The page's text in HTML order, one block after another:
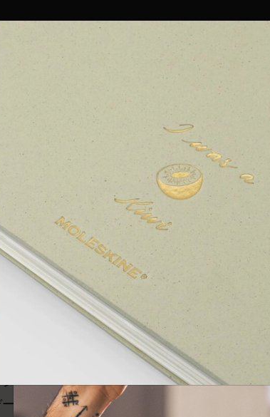
ショ
ック
ノートブック
The Original
ミニノートブッ
カイエ ＆ ジャー
セット
パッションジャ
スチューデン
ー
ゴリ
ダイアリー
パーソナル・ダ
12カ月ダイアリー
15ヶ月プランナー
ウィークリープ
デイリープラン
マンスリープラ
キンスマート
ゴリ
すべて見る
スマートライ
モレスキンスマ
アプリ・サービス
ングツール
ゴリ
モレスキンスマ
Blackwing x モレ
Kaweco x モレス
ペン & ペンシル
ノートブック
ゴリ
Reframe サングラ
ムーミン コレク
キム・ジョンギ
「Alice's
『ロード・オ
カラーパター
サクラコレクシ
馬年コレクショ
ゴリ
キム・ジョンギ
Impressions of
ン
カサ・バトリ
ゴッホ美術館
ゴリ
すべて見る
バックパック
限定版バックパ
Shopper paper –
ゴリ
アートを愛する
プロフェッショ
ミニマリストへ
マキシマリスト
健康を愛する
趣味を愛する方
カントリー・テ
ション
プライドをいつ
Mardi Mercredi ×
ライティング・シス
ゴリ
スマートライテ
スマートノート
スマートダイア
キンスマートスマート
サービス
ゴリ
Notes
モレスキン Journal
モレスキン
パーソナライ
ービス
サブカテゴリ
ダイアリー
ノートブック
プ
ートブックチャーム
ーポレートギフト
ンメンバーシップ
史
ンのマニフェスト
の力
な創造性
ンバー登録
オファー: 次回のご購入時に10% オフと送料無料
ーソナライズの2冊ご購入で1冊無料
特典: 1回限りの割引（1ヶ月有効）
ュー: 新作コレクションへの先行アクセス
得情報: 会員限定の特別サプライズ
期アクセス: お得な情報をいち早くチェック
限定イベント: 優先アクセス
長: 1ヶ月間
6,500円
なぜ天気が正しく表示されないのですか?
戻る
なぜ天気が正し
「天気が正しくない
メニューを開いて
温度を表示」を選択し
単位が正しいことを
「体感温度」は風な
正確でない場合があ
ラ
ントを作成する
ョンの代わりに
トをリリースし